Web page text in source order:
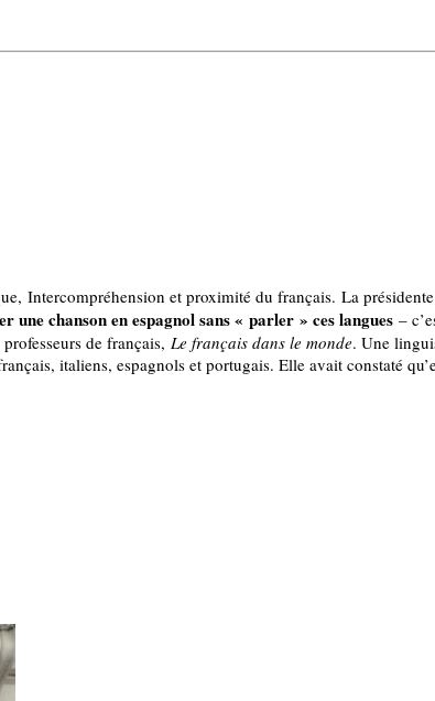
Intercompréhension et proximité du français. La
une chanson en espagnol sans « parler » ces langues –
de français, Le français dans le monde. Une
italiens, espagnols et portugais. Elle avait constaté